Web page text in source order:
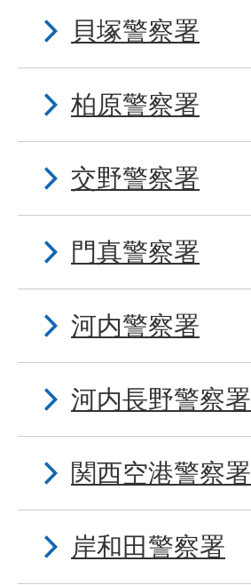
貝塚警察署
柏原警察署
交野警察署
門真警察署
河内警察署
河内長野警察署
関西空港警察署
岸和田警察署